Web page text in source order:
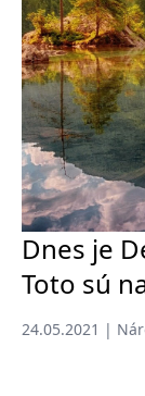
Dnes je
Toto sú
24.05.2021 |